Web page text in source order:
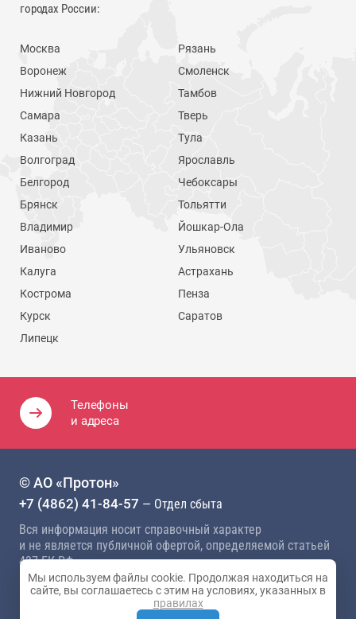
Телефоны
и адреса
городах России:
Москва
Воронеж
Нижний Новгород
Самара
Казань
Волгоград
Белгород
Брянск
Владимир
Иваново
Калуга
Кострома
Курск
Липецк
Рязань
Смоленск
Тамбов
Тверь
Тула
Ярославль
Чебоксары
Тольятти
Йошкар-Ола
Ульяновск
Астрахань
Пенза
Саратов
© АО «Протон»
+7 (4862) 41-84-57 — Отдел сбыта
Вся информация носит справочный характер
и не является публичной офертой, определяемой статьей
437 ГК РФ
Политика конфиденциальности
Мы используем файлы cookie. Продолжая находиться на
сайте, вы соглашаетесь с этим на условиях, указанных в
правилах